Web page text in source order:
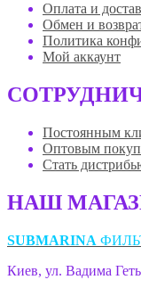
Оплата и
Обмен и
Политика
Мой аккаунт
Постоянным
Оптовым
Стать
НАШ
SUBMARINA
Киев, ул. Вадима